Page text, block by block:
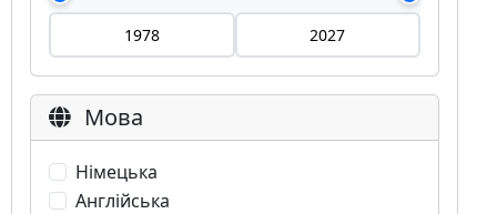
Мова
Німецька
Англійська